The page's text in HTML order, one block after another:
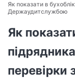
Як показати в
Держаудитслужбою
Як
перевірки